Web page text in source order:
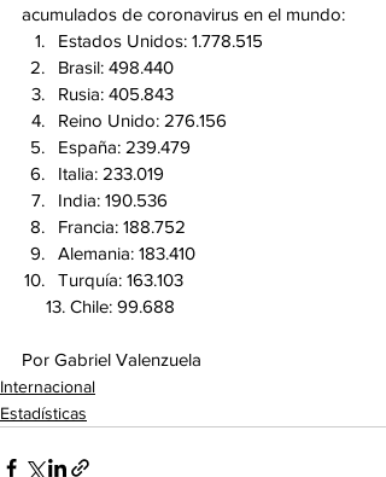
acumulados de coronavirus en el mundo:
Estados Unidos: 1.778.515
Brasil: 498.440
Rusia: 405.843
Reino Unido: 276.156
España: 239.479
Italia: 233.019
India: 190.536
Francia: 188.752
Alemania: 183.410
Turquía: 163.103
     13. Chile: 99.688
Por Gabriel Valenzuela
Internacional
Estadísticas